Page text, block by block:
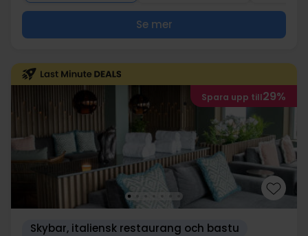
Se mer
Spara upp till29%
Skybar, italiensk restaurang och bastu